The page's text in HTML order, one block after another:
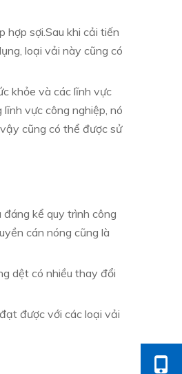
hợp sợi.Sau khi cải tiến
loại vải này cũng có
khỏe và các lĩnh vực
vực công nghiệp, nó
cũng có thể được sử
kể quy trình công
cán nóng cũng là
dệt có nhiều thay đổi
được với các loại vải